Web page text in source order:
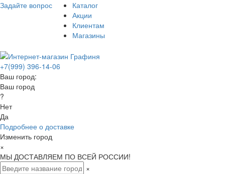
Задайте вопрос
Каталог
Акции
Клиентам
Магазины
+7(999) 396-14-06
Ваш город:
Ваш город
?
Нет
Да
Подробнее о доставке
Изменить город
×
МЫ ДОСТАВЛЯЕМ ПО ВСЕЙ РОССИИ!
×